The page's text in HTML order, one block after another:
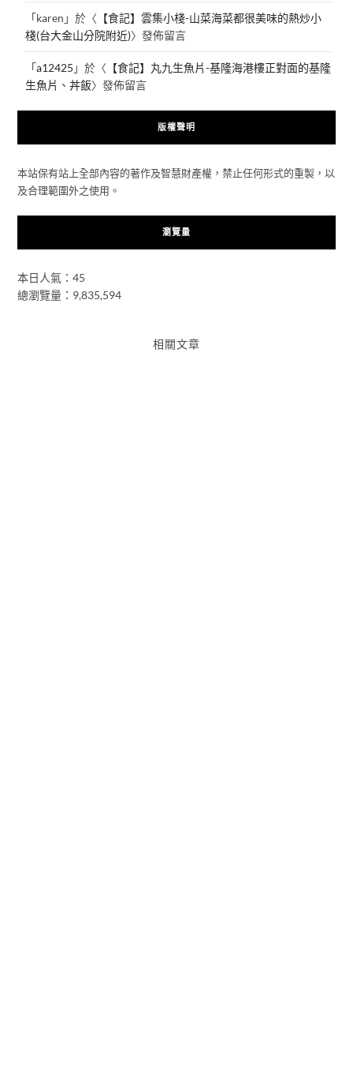
「karen 」於〈 【食記】雲集小棧-山菜海菜都很美味的熱炒小
棧(台大金山分院附近)〉發佈留言
「a12425 」於〈 【食記】丸九生魚片-基隆海港樓正對面的基隆
生魚片、丼飯〉發佈留言
版權聲明
本站保有站上全部內容的著作及智慧財產權，禁止任何形式的重製，以
及合理範圍外之使用。
瀏覽量
本日人氣：45
總瀏覽量：9,835,594
相關文章